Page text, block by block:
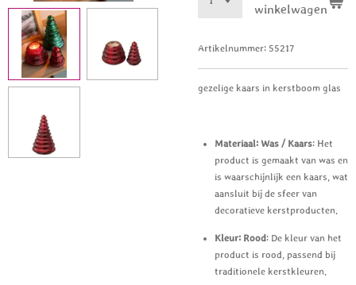
winkelwagen
Artikelnummer: 55217
gezelige kaars in kerstboom glas
Materiaal: Was / Kaars: Het
product is gemaakt van was en
is waarschijnlijk een kaars, wat
aansluit bij de sfeer van
decoratieve kerstproducten.
Kleur: Rood: De kleur van het
product is rood, passend bij
traditionele kerstkleuren.